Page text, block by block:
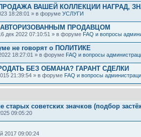
ВАШЕЙ КОЛЛЕКЦИИ НАГРАД,
18:28:01 » в форуме УСЛУГИ
АВТОРИЗОВАННЫМ ПРОДАВЦОМ
дек 2022 07:10:51 » в форуме FAQ и вопросы
не говорят о ПОЛИТИКЕ
18:27:01 » в форуме FAQ и вопросы
БЕЗ ОБМАНА? ГАРАНТ СДЕЛКИ
21:39:54 » в форуме FAQ и вопросы
старых советских значков (подбор
09:05:20
2017 09:00:24